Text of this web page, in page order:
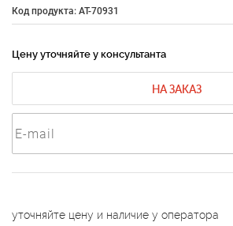
Код продукта: AT-70931
Цену уточняйте у консультанта
НА ЗАКАЗ
уточняйте цену и наличие у оператора